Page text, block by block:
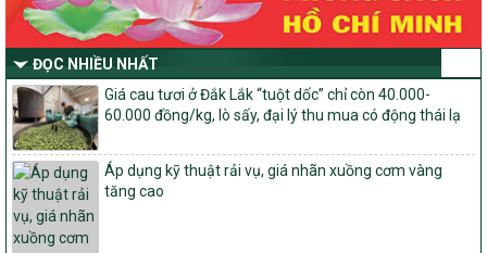
vững và phát triển kinh tế – xã hội vùng đồng bào dân tộc thiểu
số và miền núi giai đoạn 2026-2030 thuộc phạm vi quản lý nhà
nước của Bộ Nông nghiệp và Môi trường
Quyết định số: 26/2026/QĐ-TTg
Quyết định ban hành Bộ tiêu chí và quy trình đánh giá, phân hạng
sản phẩm Mỗi xã một sản phẩm
số: 19/2026/QĐ-TTg
Quy định điều kiện, trình tự, thủ tục, hồ sơ xét, công nhận, công bố
và thu hồi quyết định công nhận xã đạt chuẩn nông thôn mới, xã
đạt nông thôn mới hiện đại và tỉnh, thành phố hoàn thành nhiệm
vụ xây dựng nông thôn mới giai đoạn 2026 – 2030
ĐỌC NHIỀU NHẤT
Giá cau tươi ở Đắk Lắk “tuột dốc” chỉ còn 40.000-
60.000 đồng/kg, lò sấy, đại lý thu mua có động thái lạ
Áp dụng kỹ thuật rải vụ, giá nhãn xuồng cơm vàng
tăng cao